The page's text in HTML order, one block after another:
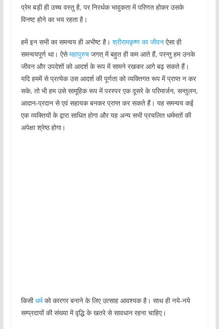
प्रेम बड़ी ही उच्च वस्तु है, पर निरर्थक भावुकता में परिणत होकर उसके
विनष्ट होने का भय रहता है।
हमें इन सभी का समन्वय ही अभीष्ट है। श्रीरामकृष्ण का जीवनऐसा ही
समन्वयपूर्ण था। ऐसेमहापुरुषजगत् में बहुत ही कम आते हैं, परन्तु हम उनके
जीवन और उपदेशों को आदर्श के रूप में सामने रखकर आगे बढ़ सकते हैं।
यदि हममें से प्रत्येक उस आदर्श की पूर्णता को व्यक्तिगत रूप में प्राप्त न कर
सके, तो भी हम उसे सामूहिक रूप में परस्पर एक दूसरे के परिमार्जन, सन्तुलन,
आदान-प्रदान से एवं सहायक बनकर प्राप्त कर सकते हैं। यह समन्वय कई
एक व्यक्तियों के द्वारा साधित होगा और यह अन्य सभी प्रचलित धर्ममतों की
अपेक्षा श्रेष्ठ होगा।
किसीधर्मको कारगर बनाने के लिए उत्साह आवश्यक है। साथ ही नये-नये
सम्प्रदायों की संख्या में वृद्धि के खतरे से सावधान रहना चाहिए।